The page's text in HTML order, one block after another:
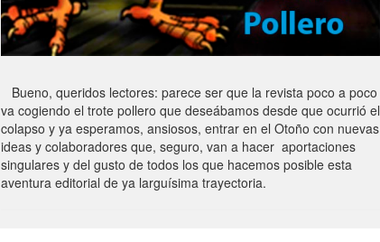
Bueno, queridos lectores: parece ser que la revista poco a poco
va cogiendo el trote pollero que deseábamos desde que ocurrió el
colapso y ya esperamos, ansiosos, entrar en el Otoño con nuevas
ideas y colaboradores que, seguro, van a hacer aportaciones
singulares y del gusto de todos los que hacemos posible esta
aventura editorial de ya larguísima trayectoria.